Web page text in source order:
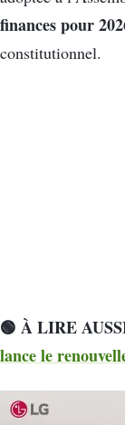
finances pour
constitutionnel.
🟢 À LIRE
lance le